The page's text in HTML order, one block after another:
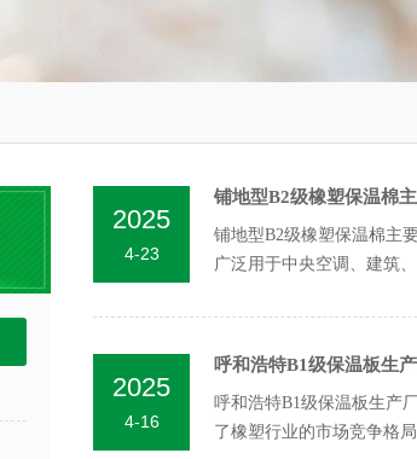
2025
4-23
铺地型B2级橡塑保温棉
铺地型B2级橡塑保温棉主
广泛用于中央空调、建筑
2025
4-16
呼和浩特B1级保温板生
呼和浩特B1级保温板生产
了橡塑行业的市场竞争格